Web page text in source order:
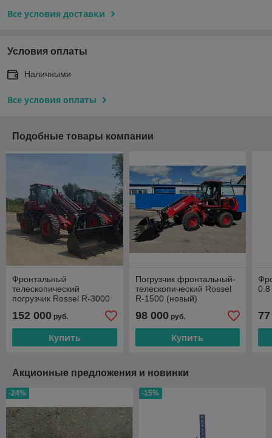
Все условия доставки
Условия оплаты
Наличными
Все условия оплаты
Подобные товары компании
Фронтальный
телескопический
погрузчик Rossel R-3000
152 000 руб.
Купить
Погрузчик фронтальный-
телескопический Rossel
R-1500 (новый)
98 000руб.
Купить
0.8
Акционные предложения и новинки
-24% -15%